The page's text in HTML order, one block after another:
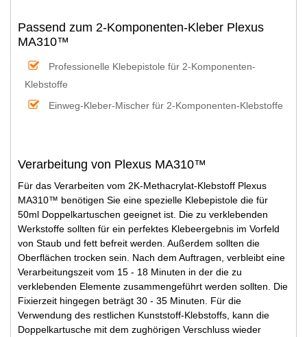
Passend zum 2-Komponenten-Kleber Plexus
MA310™
Professionelle Klebepistole für 2-Komponenten-
Klebstoffe
Einweg-Kleber-Mischer für 2-Komponenten-Klebstoffe
Verarbeitung von Plexus MA310™
Für das Verarbeiten vom 2K-Methacrylat-Klebstoff Plexus
MA310™ benötigen Sie eine spezielle Klebepistole die für
50ml Doppelkartuschen geeignet ist. Die zu verklebenden
Werkstoffe sollten für ein perfektes Klebeergebnis im Vorfeld
von Staub und fett befreit werden. Außerdem sollten die
Oberflächen trocken sein. Nach dem Auftragen, verbleibt eine
Verarbeitungszeit vom 15 - 18 Minuten in der die zu
verklebenden Elemente zusammengeführt werden sollten. Die
Fixierzeit hingegen beträgt 30 - 35 Minuten. Für die
Verwendung des restlichen Kunststoff-Klebstoffs, kann die
Doppelkartusche mit dem zughörigen Verschluss wieder